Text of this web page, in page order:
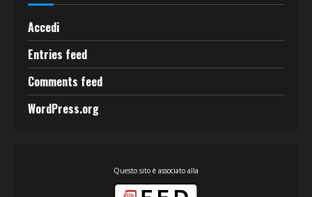
Accedi
Entries feed
Comments feed
WordPress.org
Questo sito è associato alla